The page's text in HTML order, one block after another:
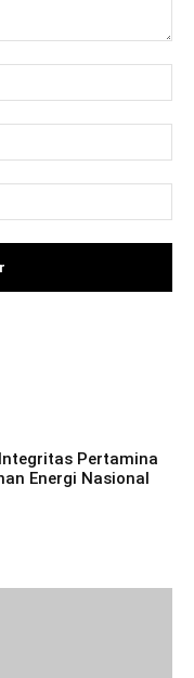
Pertamina
Energi Nasional